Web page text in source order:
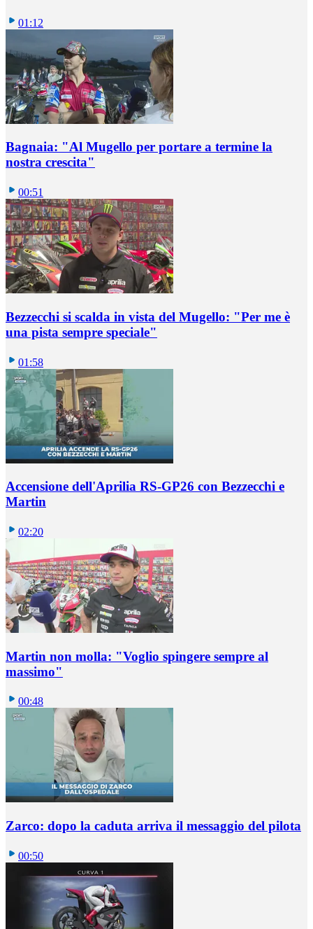
01:12
Bagnaia: "Al Mugello per portare a termine la
nostra crescita"
00:51
Bezzecchi si scalda in vista del Mugello: "Per me è
una pista sempre speciale"
01:58
Accensione dell'Aprilia RS-GP26 con Bezzecchi e
Martin
02:20
Martin non molla: "Voglio spingere sempre al
massimo"
00:48
Zarco: dopo la caduta arriva il messaggio del pilota
00:50